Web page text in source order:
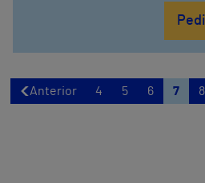
Anterior 4 5 6 7 8